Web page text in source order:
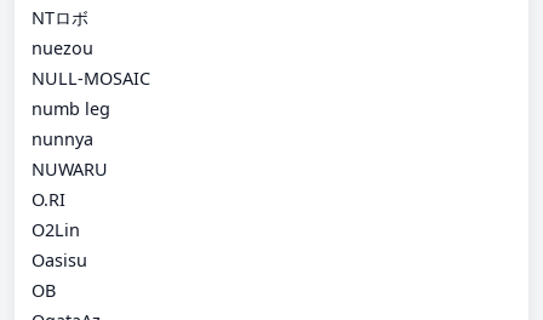
NTロボ
nuezou
NULL-MOSAIC
numb leg
nunnya
NUWARU
O.RI
O2Lin
Oasisu
OB